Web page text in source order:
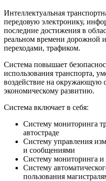
Интеллектуальная
передовую электронику,
последние достижения в
реальном времени дорожной
переходами, трафиком.
Система повышает
использования транспорта,
воздействие на окружающую
экономическому развитию.
Система включает в себя:
Систему мониторинга
автостраде
Систему управления
и сообщениями
Систему мониторинга и
Систему
пользования